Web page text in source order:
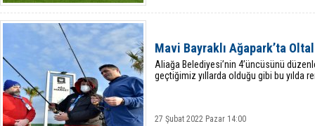
Mavi Bayraklı Ağapark’ta
Aliağa Belediyesi’nin 4’üncüsünü
geçtiğimiz yıllarda olduğu gibi bu yılda
27 Şubat 2022 Pazar 14:00